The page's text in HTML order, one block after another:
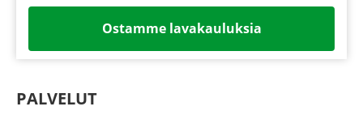
Ostamme lavakauluksia
PALVELUT